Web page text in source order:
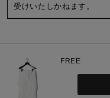
受けいたしかねます。
FREE